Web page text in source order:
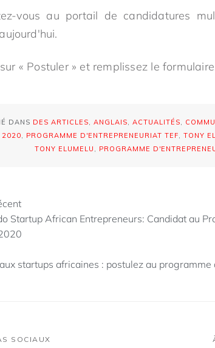
vous au portail de candidatures
« Postuler » et remplissez le
DANS DES ARTICLES, ANGLAIS, ACTUALITÉS,
2020, PROGRAMME D'ENTREPRENEURIAT TEF, TONY
TONY ELUMELU , PROGRAMME
Startup African Entrepreneurs: Candidat au
startups africaines : postulez au
SOCIAUX